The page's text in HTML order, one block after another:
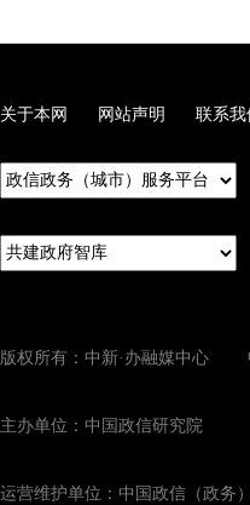
关于本网 网站声明 联系我
版权所有：中新·办融媒中心
主办单位：中国政信研究院
运营维护单位：中国政信（政